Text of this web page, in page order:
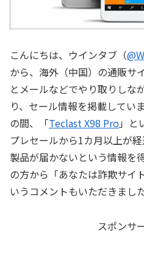
こんにちは、ウインタブ（
から、海外（中国）の通販サ
とメールなどでやり取りしな
り、セール情報を掲載してい
の間、「Teclast X98 Pro」と
プレセールから1カ月以上が
製品が届かないという情報を
の方から「あなたは詐欺サイ
いうコメントもいただきました
スポンサ